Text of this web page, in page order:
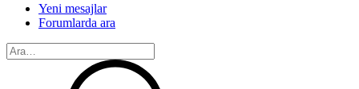
Yeni mesajlar
Forumlarda ara